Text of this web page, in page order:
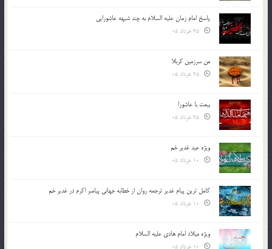
پاسخ امام زمان علیه السلام به چند شبهه عاشورایی
من سرزمین کربلا
بیعت با عاشورا
ویژه عید غدیر خم
کامل ترین پیام غدیر ترجمه روان از خطابه جهانی پیامبر اکرم در غدیر خم
ویژه میلاد امام هادی علیه السلام